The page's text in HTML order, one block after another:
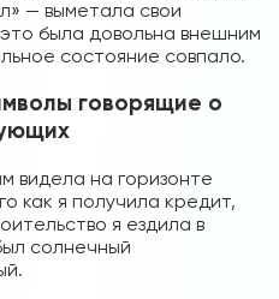
— выметала свои
была довольна внешним
состояние совпало.
говорящие о
видела на горизонте
как я получила кредит,
я ездила в
солнечный